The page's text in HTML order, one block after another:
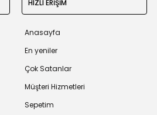
HIZLI ERİŞİM
Anasayfa
En yeniler
Çok Satanlar
Müşteri Hizmetleri
Sepetim